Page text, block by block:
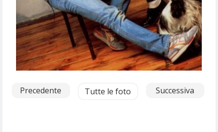
Precedente Tutte le foto Successiva